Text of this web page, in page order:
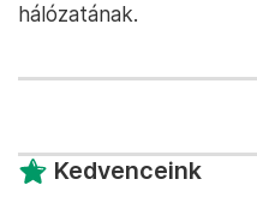
hálózatának.
Kedvenceink